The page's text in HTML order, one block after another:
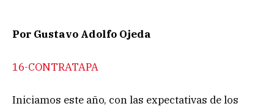
Por Gustavo Adolfo Ojeda
16-CONTRATAPA
Iniciamos este año, con las expectativas de los